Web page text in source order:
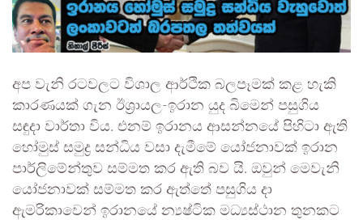
අප වැනි රටවලට විශාල ආර්ථික බලපෑමක් කළ හැකි
කාරණයක් ගැන ඊශ්‍රායල-ඉරාන යුද බිමෙන් පසුගිය
සඳුදා වාර්තා විය. එනම් ඉරානය ආසන්නයේ පිහිටා ඇති
හෝමුස් සමුද්‍ර සන්ධිය වසා දැමීමේ යෝජනාවක් ඉරාන
පාර්ලිමේන්තුව සම්මත කර ඇති බව යි. ඔවුන් මෙවැනි
යෝජනාවක් සම්මත කර ඇත්තේ පසුගිය දා
ඇමරිකාවෙන් ඉරානයේ න්‍යෂ්ටික මධ්‍යස්ථාන තුනකට